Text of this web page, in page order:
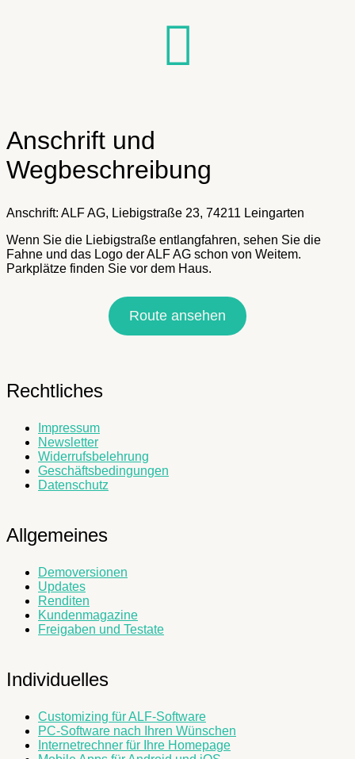
Anschrift und
Wegbeschreibung
Anschrift: ALF AG, Liebigstraße 23, 74211 Leingarten
Wenn Sie die Liebigstraße entlangfahren, sehen Sie die
Fahne und das Logo der ALF AG schon von Weitem.
Parkplätze finden Sie vor dem Haus.
Route ansehen
Rechtliches
Impressum
Newsletter
Widerrufsbelehrung
Geschäftsbedingungen
Datenschutz
Allgemeines
Demoversionen
Updates
Renditen
Kundenmagazine
Freigaben und Testate
Individuelles
Customizing für ALF-Software
PC-Software nach Ihren Wünschen
Internetrechner für Ihre Homepage